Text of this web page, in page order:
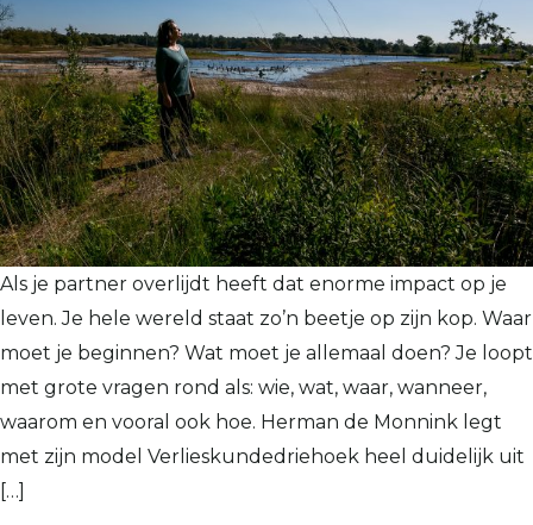
Als je partner overlijdt heeft dat enorme impact op je
leven. Je hele wereld staat zo’n beetje op zijn kop. Waar
moet je beginnen? Wat moet je allemaal doen? Je loopt
met grote vragen rond als: wie, wat, waar, wanneer,
waarom en vooral ook hoe. Herman de Monnink legt
met zijn model Verlieskundedriehoek heel duidelijk uit
[…]